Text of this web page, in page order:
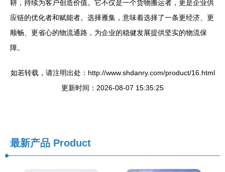
耕，持续为客户创造价值。它不仅是一个货物搬运者，更是企业供
应链的优化者和赋能者。选择雁集，意味着选择了一条更经济、更
顺畅、更省心的物流通路，为企业的稳健发展提供坚实的物流保
障。
如若转载，请注明出处：http://www.shdanry.com/product/16.html
更新时间：2026-08-07 15:35:25
最新产品 Product